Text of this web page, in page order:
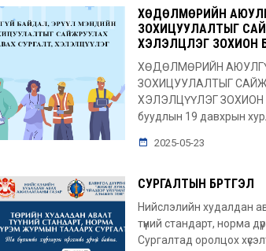
ХӨДӨЛМӨРИЙН
ЗОХИЦУУЛАЛТЫГ
ХЭЛЭЛЦҮҮЛЭГ
ХӨДӨЛМӨРИЙН
ЗОХИЦУУЛАЛТЫГ
ХЭЛЭЛЦҮҮЛЭГ ЗОХИОН
буудлын 19 давхрын
2025-05-23
СУРГАЛТЫН БҮРТГЭЛ
Нийслэлийн худалдан
түүний стандарт, норма
Сургалтад оролцох